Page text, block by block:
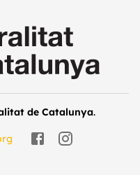
de Catalunya.